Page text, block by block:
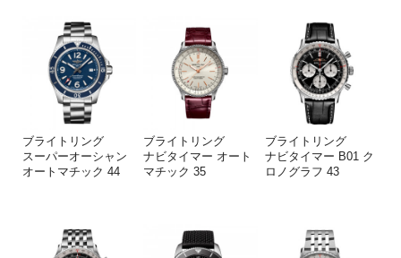
ブライトリング
スーパーオーシャン
オートマチック 44
ブライトリング
ナビタイマー オート
マチック 35
ブライトリング
ナビタイマー B01 ク
ロノグラフ 43